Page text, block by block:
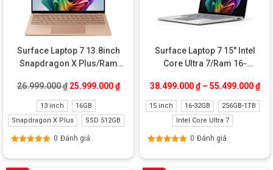
Surface Laptop 7 13.8inch
Snapdragon X Plus/Ram
(Full box)
26.999.000₫ Giá gốc là: 26.999.000 ₫.
25.999.000₫Giá hiện tại là: 25.999.000 ₫.
13 inch
16GB
Snapdragon X Plus
SSD 512GB
0 Đánh giá
Surface Laptop 7 15″ Intel
Core Ultra 7/Ram 16-
(Platinum + Black)
38.499.000₫– 55.499.000₫
15 inch 16-32GB
256GB-1TB
Intel Core Ultra 7
0 Đánh giá